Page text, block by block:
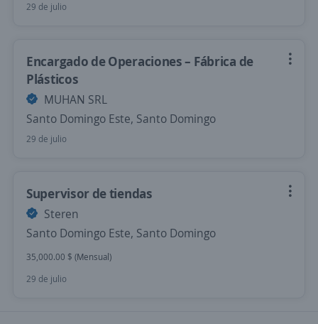
29 de julio
Encargado de Operaciones – Fábrica de
Plásticos
MUHAN SRL
Santo Domingo Este, Santo Domingo
29 de julio
Supervisor de tiendas
Steren
Santo Domingo Este, Santo Domingo
35,000.00 $ (Mensual)
29 de julio